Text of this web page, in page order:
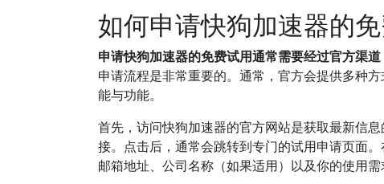
如何申请快狗加速器的
申请快狗加速器的免费试用通常需要经过官方渠道
申请流程是非常重要的。通常，官方会提供多种
能与功能。
首先，访问快狗加速器的官方网站是获取最新信
接。点击后，通常会跳转到专门的试用申请页面
邮箱地址、公司名称（如果适用）以及你的使用